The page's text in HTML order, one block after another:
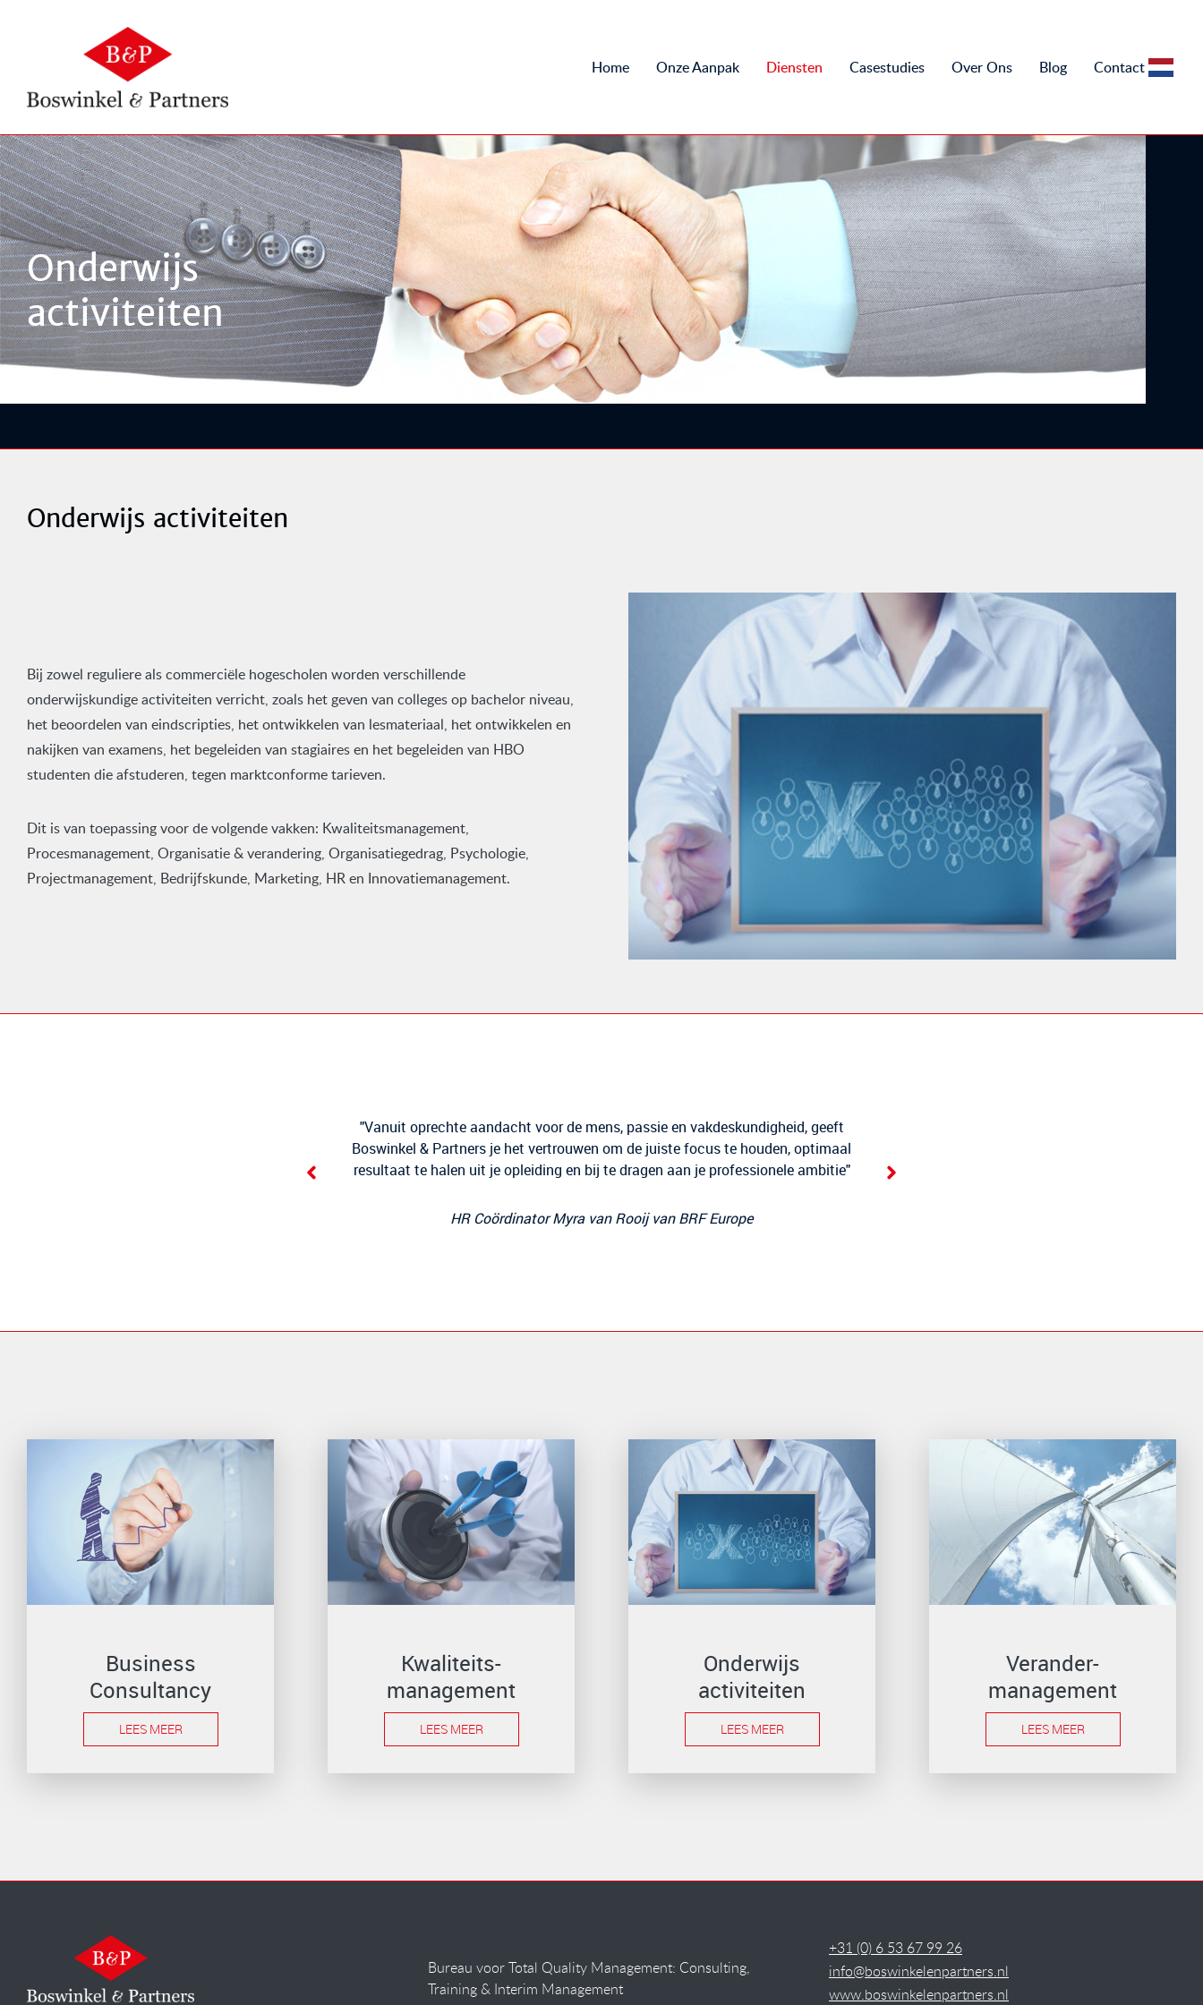
Home Onze Aanpak Diensten Casestudies Over Ons Blog Contact
NL
Onderwijs
activiteiten
Onderwijs activiteiten
Bij zowel reguliere als commerciële hogescholen worden verschillende
onderwijskundige activiteiten verricht, zoals het geven van colleges op bachelor niveau,
het beoordelen van eindscripties, het ontwikkelen van lesmateriaal, het ontwikkelen en
nakijken van examens, het begeleiden van stagiaires en het begeleiden van HBO
studenten die afstuderen, tegen marktconforme tarieven.
Dit is van toepassing voor de volgende vakken: Kwaliteitsmanagement,
Procesmanagement, Organisatie & verandering, Organisatiegedrag, Psychologie,
Projectmanagement, Bedrijfskunde, Marketing, HR en Innovatiemanagement.
"Vanuit oprechte aandacht voor de mens, passie en vakdeskundigheid, geeft
Boswinkel & Partners je het vertrouwen om de juiste focus te houden, optimaal
resultaat te halen uit je opleiding en bij te dragen aan je professionele ambitie"
HR Coördinator Myra van Rooij van BRF Europe
Henk ziet niet alleen het proces, maar vooral de
Business
Consultancy
LEES MEER
Kwaliteits-
management
LEES MEER
Onderwijs
activiteiten
LEES MEER
Verander-
management
LEES MEER
Bureau voor Total Quality Management: Consulting,
Training & Interim Management
+31 (0) 6 53 67 99 26
info@boswinkelenpartners.nl
www.boswinkelenpartners.nl